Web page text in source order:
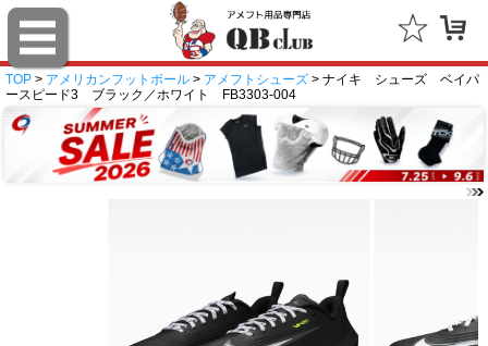
TOP > アメリカンフットボール > アメフトシューズ > ナイキ シューズ ベイパ
ースピード3 ブラック／ホワイト FB3303-004